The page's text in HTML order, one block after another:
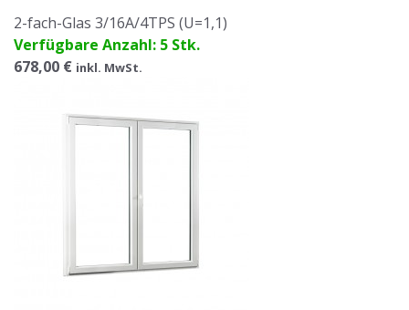
2-fach-Glas 3/16A/4TPS (U=1,1)
Verfügbare Anzahl: 5 Stk.
678,00 € inkl. MwSt.